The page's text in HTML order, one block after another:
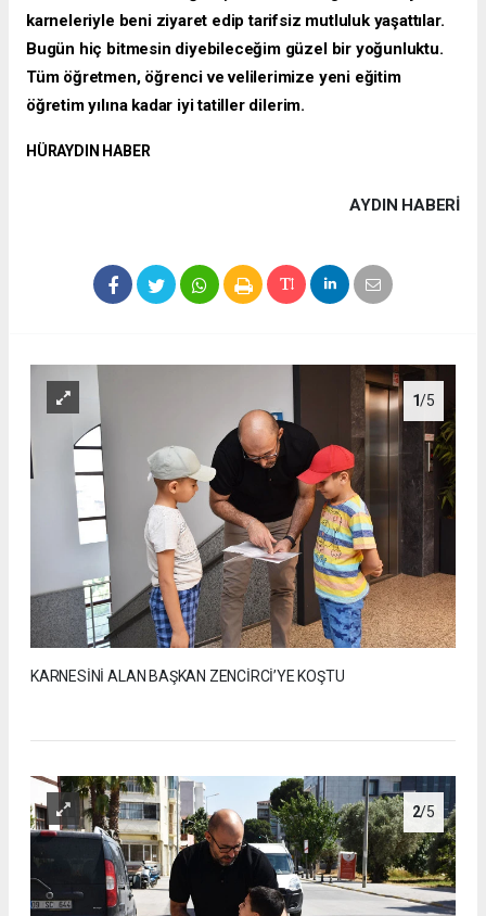
karneleriyle beni ziyaret edip tarifsiz mutluluk yaşattılar.
Bugün hiç bitmesin diyebileceğim güzel bir yoğunluktu.
Tüm öğretmen, öğrenci ve velilerimize yeni eğitim
öğretim yılına kadar iyi tatiller dilerim.
HÜRAYDIN HABER
AYDIN HABERİ
1/5
KARNESİNİ ALAN BAŞKAN ZENCİRCİ’YE KOŞTU
2/5